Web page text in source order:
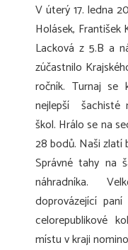
V úterý 17. ledna
Holásek, František
Lacková z 5.B a
zúčastnilo
ročník. Turnaj se
nejlepší šachisté
škol. Hrálo se na
28 bodů. Naši zlatí
Správné tahy na
náhradníka.
doprovázející
celorepublikové
místu v kraji